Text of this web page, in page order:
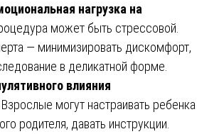
нагрузка на
может быть стрессовой.
— минимизировать дискомфорт,
в деликатной форме.
влияния
Взрослые могут настраивать ребенка
родителя, давать инструкции.